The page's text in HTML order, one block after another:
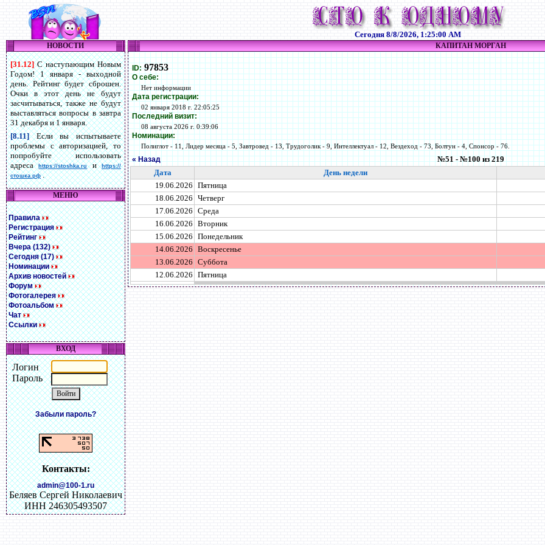
Сегодня 8/8/2026, 1:25:00 AM
НОВОСТИ
[31.12]С наступающим Новым
Годом! 1 января - выходной
день. Рейтинг будет сброшен.
Очки в этот день не будут
засчитываться, также не будут
выставляться вопросы в завтра
31 декабря и 1 января.
[8.11]Если вы испытываете
проблемы с авторизацией, то
попробуйте использовать
адресаhttps://stoshka.ruиhttps://
стошка.рф.
МЕНЮ
Правила
Регистрация
Рейтинг
Вчера (132)
Сегодня (17)
Номинации
Архив новостей
Форум
Фотогалерея
Фотоальбом
Чат
Ссылки
ВХОД
Логин
Пароль
Забыли пароль?
Контакты:
admin@100-1.ru
Беляев Сергей Николаевич
ИНН 246305493507
КАПИТАН МОРГАН
ID: 97853
О себе:
Нет информации
Дата регистрации:
02 января 2018 г. 22:05:25
Последний визит:
08 августа 2026 г. 0:39:06
Номинации:
Полиглот - 11, Лидер месяца - 5, Завтровед - 13, Трудоголик - 9, Интеллектуал - 12, Вездеход - 73, Болтун - 4, Спонсор - 76.
« Назад №51 - №100 из 219
Дата День недели
19.06.2026 Пятница
18.06.2026 Четверг
17.06.2026 Среда
16.06.2026 Вторник
15.06.2026 Понедельник
14.06.2026 Воскресенье
13.06.2026 Суббота
12.06.2026 Пятница